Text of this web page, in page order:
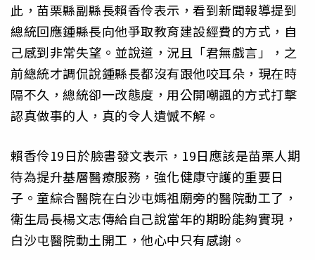
此，苗栗縣副縣長賴香伶表示，看到新聞報導提到
總統回應鍾縣長向他爭取教育建設經費的方式，自
己感到非常失望。並說道，況且「君無戲言」，之
前總統才調侃說鍾縣長都沒有跟他咬耳朵，現在時
隔不久，總統卻一改態度，用公開嘲諷的方式打擊
認真做事的人，真的令人遺憾不解。
賴香伶19日於臉書發文表示，19日應該是苗栗人期
待為提升基層醫療服務，強化健康守護的重要日
子。童綜合醫院在白沙屯媽祖廟旁的醫院動工了，
衛生局長楊文志傳給自己說當年的期盼能夠實現，
白沙屯醫院動土開工，他心中只有感謝。